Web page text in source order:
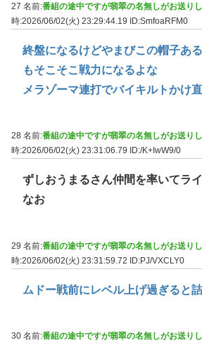
27 名前:番組の途中ですが翡翠の名無しがお送り
時:2026/06/02(火) 23:29:44.19 ID:SmfoaRFM0
終盤になるけどやまびこの帽子あ
もそこそこ戦力になるよな
メラゾーマ連打でバイキルトかけ
28 名前:番組の途中ですが翡翠の名無しがお送り
時:2026/06/02(火) 23:31:06.79
ID:/K+IwW9/0
ずしおうまるさん仲間を率いてラ
なお
29 名前:番組の途中ですが翡翠の名無しがお送り
時:2026/06/02(火) 23:31:59.72 ID:PJ/VXCLY0
ムドー戦前にレベル上げ過ぎると
30 名前:番組の途中ですが翡翠の名無しがお送り